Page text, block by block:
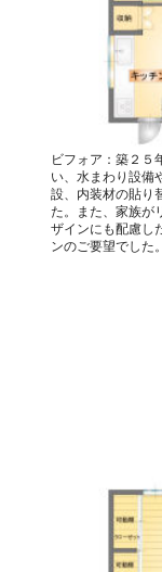
ビフォア：築２５
い、水まわり設備
設、内装材の貼り
た。また、家族が
ザインにも配慮し
ンのご要望でした。